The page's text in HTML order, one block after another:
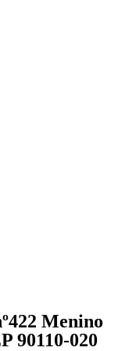
Menino
90110-020